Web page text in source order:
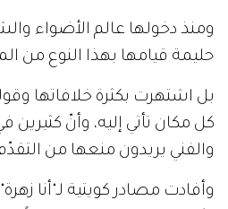
ومنذ دخولها عالم الأضواء
حليمة قيامها بهذا النوع من
بل اشتهرت بكثرة خلافاتها
كل مكان تأتي إليه، وأنّ كثيرين
والفني يريدون منعها من
وأفادت مصادر كويتية لـ"أنا